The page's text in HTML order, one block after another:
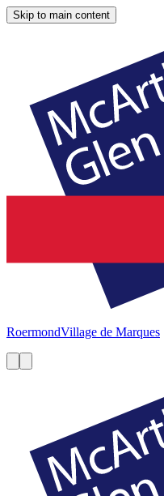
Skip to main content
RoermondVillage de Marques